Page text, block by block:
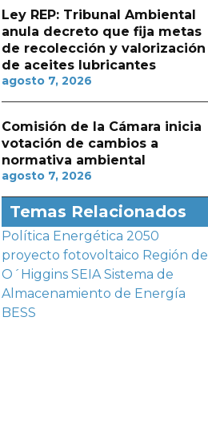
Ley REP: Tribunal Ambiental
anula decreto que fija metas
de recolección y valorización
de aceites lubricantes
agosto 7, 2026
Comisión de la Cámara inicia
votación de cambios a
normativa ambiental
agosto 7, 2026
Temas Relacionados
Política Energética 2050
proyecto fotovoltaico Región de
O´Higgins SEIA Sistema de
Almacenamiento de Energía
BESS